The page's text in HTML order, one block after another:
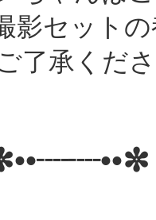
影セット
了承くだ